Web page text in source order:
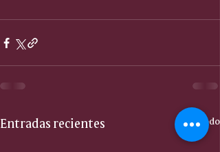
Entradas recientes Ver todo